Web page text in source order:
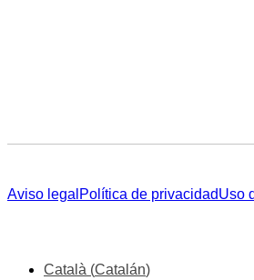
Aviso legal Política de privacidadUso
Català (Catalán)